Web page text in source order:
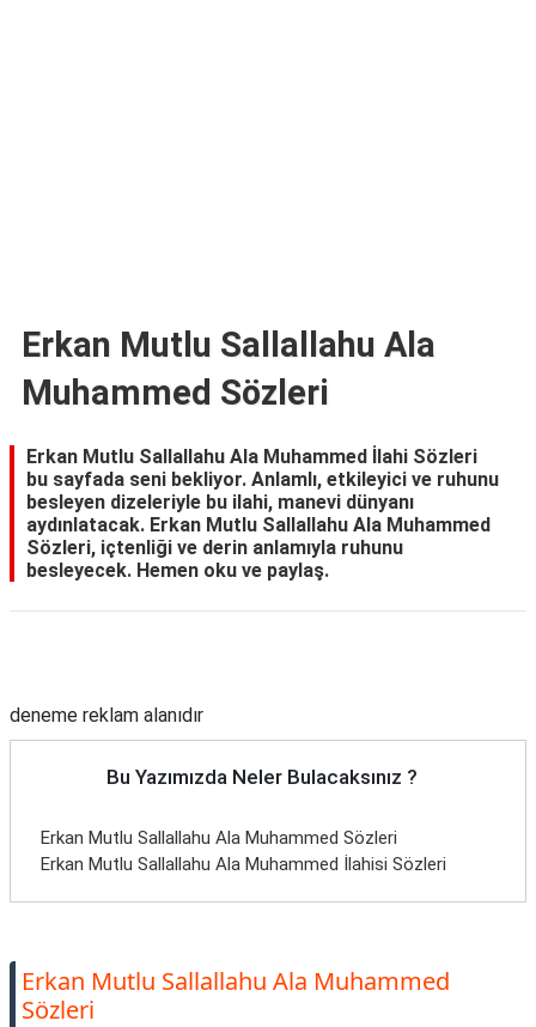
Erkan Mutlu Sallallahu Ala
Muhammed Sözleri
Erkan Mutlu Sallallahu Ala Muhammed İlahi Sözleri
bu sayfada seni bekliyor. Anlamlı, etkileyici ve ruhunu
besleyen dizeleriyle bu ilahi, manevi dünyanı
aydınlatacak. Erkan Mutlu Sallallahu Ala Muhammed
Sözleri, içtenliği ve derin anlamıyla ruhunu
besleyecek. Hemen oku ve paylaş.
deneme reklam alanıdır
Bu Yazımızda Neler Bulacaksınız ?
Erkan Mutlu Sallallahu Ala Muhammed Sözleri
Erkan Mutlu Sallallahu Ala Muhammed İlahisi Sözleri
Erkan Mutlu Sallallahu Ala Muhammed
Sözleri